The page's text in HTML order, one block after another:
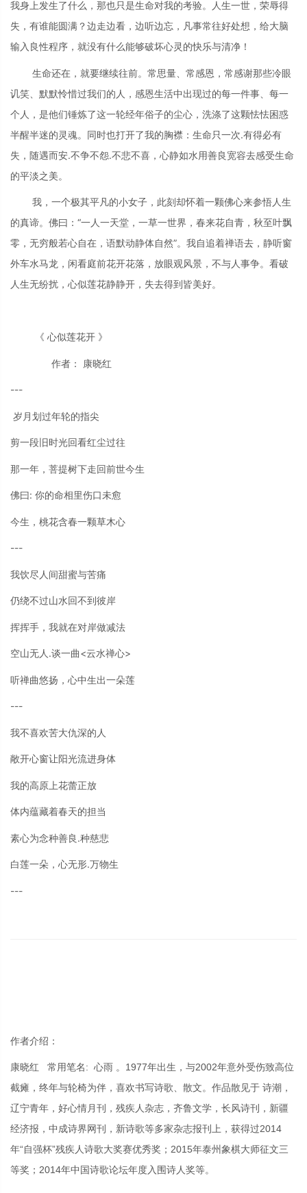
我身上发生了什么，那也只是生命对我的考验。人生一世，荣辱得
失，有谁能圆满？边走边看，边听边忘，凡事常往好处想，给大脑
输入良性程序，就没有什么能够破坏心灵的快乐与清净！
生命还在，就要继续往前。常思量、常感恩，常感谢那些冷眼
讥笑、默默怜惜过我们的人，感恩生活中出现过的每一件事、每一
个人，是他们锤炼了这一轮经年俗子的尘心，洗涤了这颗怯怯困惑
半醒半迷的灵魂。同时也打开了我的胸襟：生命只一次.有得必有
失，随遇而安.不争不怨.不悲不喜，心静如水用善良宽容去感受生命
的平淡之美。
我，一个极其平凡的小女子，此刻却怀着一颗佛心来参悟人生
的真谛。佛曰：“一人一天堂，一草一世界，春来花自青，秋至叶飘
零，无穷般若心自在，语默动静体自然”。我自追着禅语去，静听窗
外车水马龙，闲看庭前花开花落，放眼观风景，不与人事争。看破
人生无纷扰，心似莲花静静开，失去得到皆美好。
《 心似莲花开 》
作者： 康晓红
---
岁月划过年轮的指尖
剪一段旧时光回看红尘过往
那一年，菩提树下走回前世今生
佛曰: 你的命相里伤口未愈
今生，桃花含春一颗草木心
---
我饮尽人间甜蜜与苦痛
仍绕不过山水回不到彼岸
挥挥手，我就在对岸做减法
空山无人.谈一曲<云水禅心>
听禅曲悠扬，心中生出一朵莲
---
我不喜欢苦大仇深的人
敞开心窗让阳光流进身体
我的高原上花蕾正放
体内蕴藏着春天的担当
素心为念种善良.种慈悲
白莲一朵，心无形.万物生
---
作者介绍：
康晓红 常用笔名: 心雨 。1977年出生，与2002年意外受伤致高位
截瘫， 终年与轮椅为伴，喜欢书写诗歌、散文。 作品散见于 诗潮，
辽宁青年，好心情月刊，残疾人杂志，齐鲁文学，长风诗刊
，新疆
经济报， 中成诗界网刊，新诗歌等多家杂志报刊上，获得过2014
年“ 自强杯”残疾人诗歌大奖赛优秀奖； 2015年泰州象棋大师征文三
等奖； 2014年中国诗歌论坛年度入围诗人奖等。